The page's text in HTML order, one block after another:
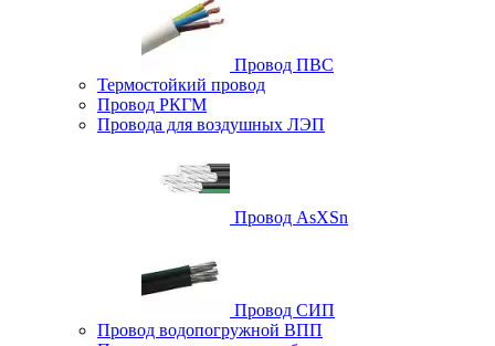
Провод ПВС
Термостойкий провод
Провод РКГМ
Провода для воздушных ЛЭП
Провод AsXSn
Провод СИП
Провод водопогружной ВПП